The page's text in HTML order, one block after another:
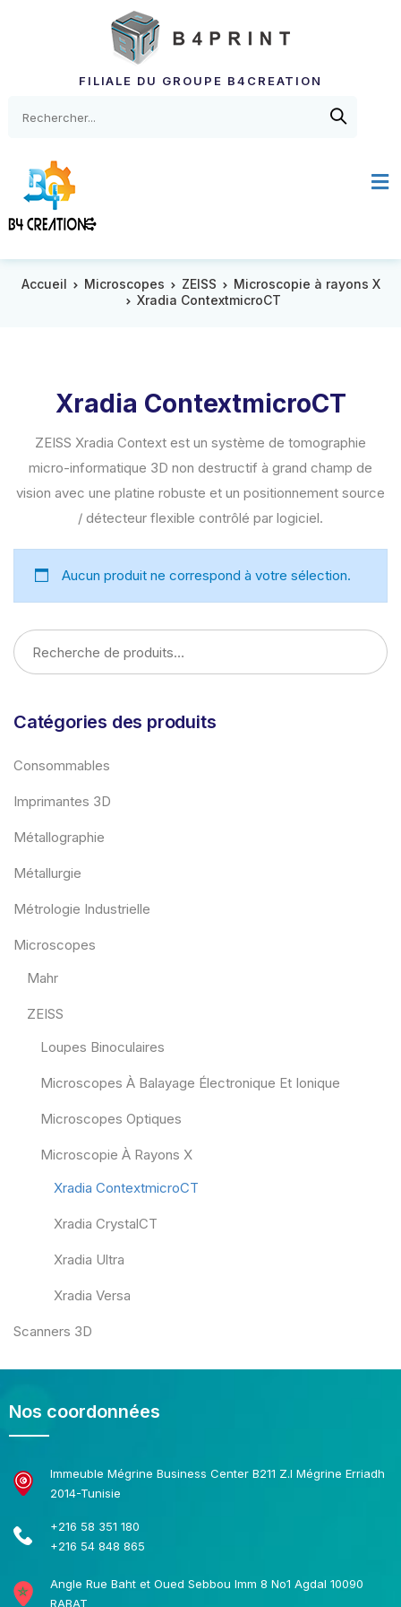
FILIALE DU GROUPE B4CREATION
Accueil Microscopes ZEISS
Microscopie à rayons X
Xradia ContextmicroCT
Xradia ContextmicroCT
ZEISS Xradia Context est un système de tomographie
micro-informatique 3D non destructif à grand champ de
vision avec une platine robuste et un positionnement source
/ détecteur flexible contrôlé par logiciel.
Aucun produit ne correspond à votre sélection.
Catégories des produits
Consommables
Imprimantes 3D
Métallographie
Métallurgie
Métrologie Industrielle
Microscopes
Mahr
ZEISS
Loupes Binoculaires
Microscopes À Balayage Électronique Et Ionique
Microscopes Optiques
Microscopie À Rayons X
Xradia ContextmicroCT
Xradia CrystalCT
Xradia Ultra
Xradia Versa
Scanners 3D
Nos coordonnées
Immeuble Mégrine Business Center B211 Z.I Mégrine Erriadh
2014-Tunisie
+216 58 351 180
+216 54 848 865
Angle Rue Baht et Oued Sebbou Imm 8 No1 Agdal 10090
RABAT